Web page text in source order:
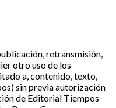
retransmisión,
otro uso de los
a, contenido, texto,
sin previa autorización
de Editorial Tiempos